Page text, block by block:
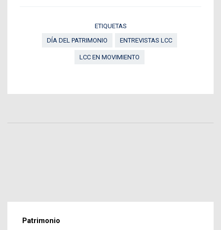
ETIQUETAS
DÍA DEL PATRIMONIO
ENTREVISTAS LCC
LCC EN MOVIMIENTO
Patrimonio